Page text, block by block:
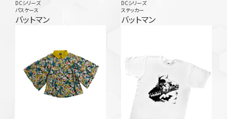
DCシリーズ
パスケース
バットマン
DCシリーズ
ステッカー
バットマン